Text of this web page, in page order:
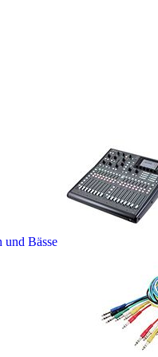
und Bässe